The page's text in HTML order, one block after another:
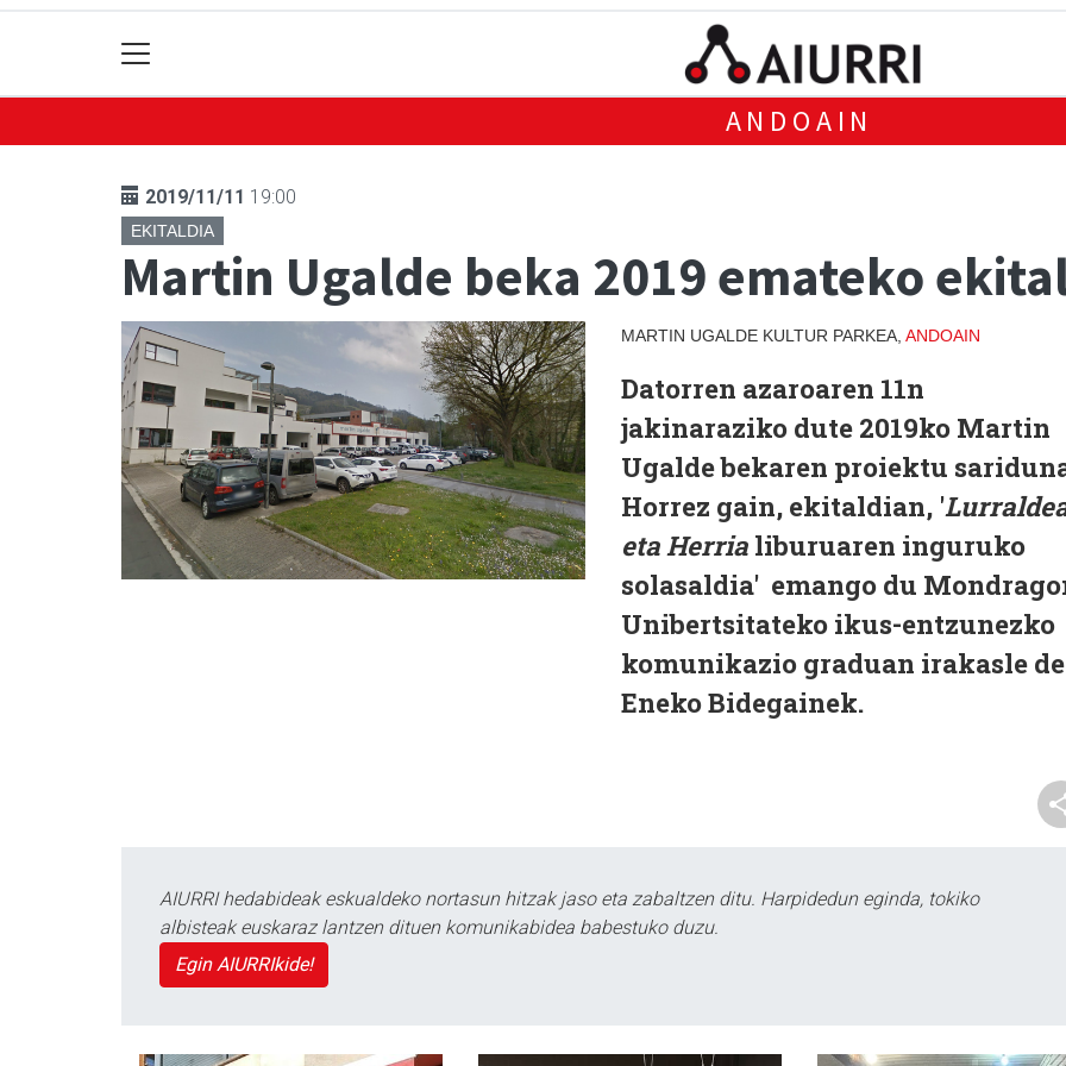
ANDOAIN
2019/11/11 19:00
EKITALDIA
Martin Ugalde beka 2019 emateko
MARTIN UGALDE KULTUR PARKEA, ANDOAIN
Datorren azaroaren 11n
jakinaraziko dute 2019ko Martin
Ugalde bekaren proiektu
Horrez gain, ekitaldian, '
eta Herria liburuaren inguruko
solasaldia' emango du
Unibertsitateko ikus-entzunezko
komunikazio graduan irakasle
Eneko Bidegainek.
AIURRI hedabideak eskualdeko nortasun hitzak jaso eta zabaltzen ditu. Harpidedun eginda, tokiko
albisteak euskaraz lantzen dituen komunikabidea babestuko duzu.
Egin AIURRIkide!